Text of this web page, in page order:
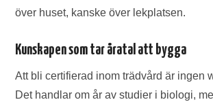
över huset, kanske över lekplatsen.
Kunskapen som tar åratal att bygga
Att bli certifierad inom trädvård är ingen
Det handlar om år av studier i biologi,